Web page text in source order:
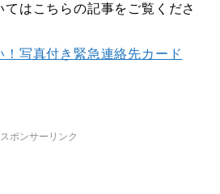
はこちらの記事をご覧くださ
写真付き緊急連絡先カード
スポンサーリンク